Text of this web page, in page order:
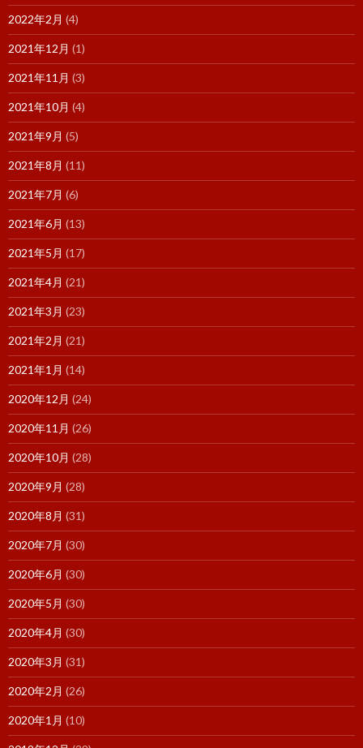
2022年2月 (4)
2021年12月 (1)
2021年11月 (3)
2021年10月 (4)
2021年9月 (5)
2021年8月 (11)
2021年7月 (6)
2021年6月 (13)
2021年5月 (17)
2021年4月 (21)
2021年3月 (23)
2021年2月 (21)
2021年1月 (14)
2020年12月 (24)
2020年11月 (26)
2020年10月 (28)
2020年9月 (28)
2020年8月 (31)
2020年7月 (30)
2020年6月 (30)
2020年5月 (30)
2020年4月 (30)
2020年3月 (31)
2020年2月 (26)
2020年1月 (10)